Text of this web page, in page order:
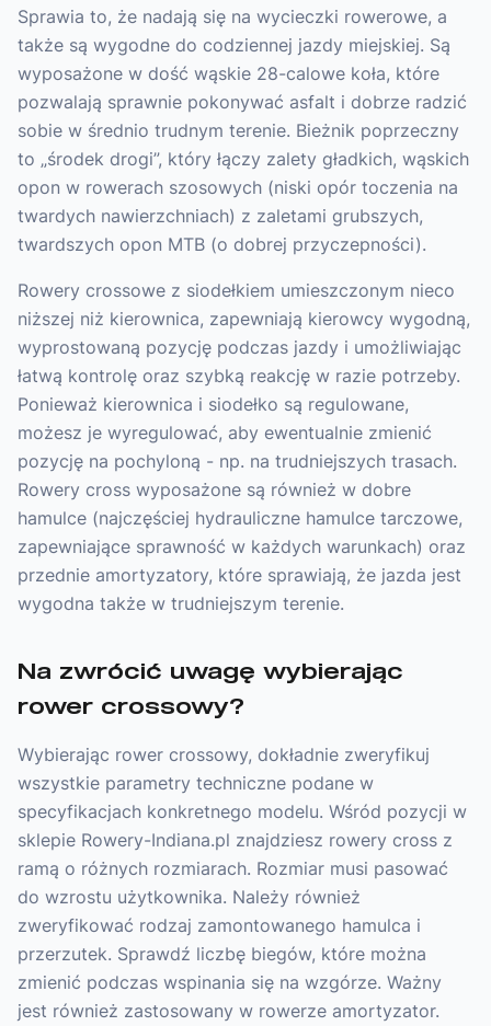
Sprawia to, że nadają się na wycieczki rowerowe, a
także są wygodne do codziennej jazdy miejskiej. Są
wyposażone w dość wąskie 28-calowe koła, które
pozwalają sprawnie pokonywać asfalt i dobrze radzić
sobie w średnio trudnym terenie. Bieżnik poprzeczny
to „środek drogi”, który łączy zalety gładkich, wąskich
opon w rowerach szosowych (niski opór toczenia na
twardych nawierzchniach) z zaletami grubszych,
twardszych opon MTB (o dobrej przyczepności).
Rowery crossowe z siodełkiem umieszczonym nieco
niższej niż kierownica, zapewniają kierowcy wygodną,
wyprostowaną pozycję podczas jazdy i umożliwiając
łatwą kontrolę oraz szybką reakcję w razie potrzeby.
Ponieważ kierownica i siodełko są regulowane,
możesz je wyregulować, aby ewentualnie zmienić
pozycję na pochyloną - np. na trudniejszych trasach.
Rowery cross wyposażone są również w dobre
hamulce (najczęściej hydrauliczne hamulce tarczowe,
zapewniające sprawność w każdych warunkach) oraz
przednie amortyzatory, które sprawiają, że jazda jest
wygodna także w trudniejszym terenie.
Na zwrócić uwagę wybierając
rower crossowy?
Wybierając rower crossowy, dokładnie zweryfikuj
wszystkie parametry techniczne podane w
specyfikacjach konkretnego modelu. Wśród pozycji w
sklepie Rowery-Indiana.pl znajdziesz rowery cross z
ramą o różnych rozmiarach. Rozmiar musi pasować
do wzrostu użytkownika. Należy również
zweryfikować rodzaj zamontowanego hamulca i
przerzutek. Sprawdź liczbę biegów, które można
zmienić podczas wspinania się na wzgórze. Ważny
jest również zastosowany w rowerze amortyzator.